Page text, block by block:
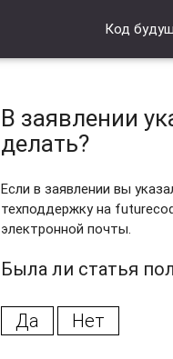
Код
В заявлении
делать?
Если в заявлении вы
техподдержку на
электронной почты.
Была ли статья
Да Нет